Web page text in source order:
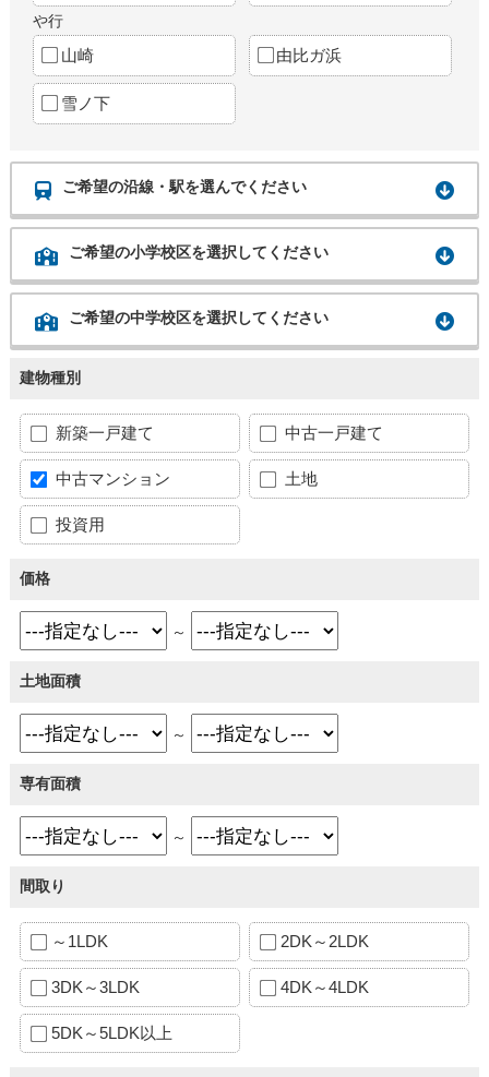
や行
山崎 由比ガ浜
雪ノ下
ご希望の沿線・駅を選んでください
ご希望の小学校区を選択してください
ご希望の中学校区を選択してください
建物種別
新築一戸建て 中古一戸建て
中古マンション 土地
投資用
価格
～
土地面積
～
専有面積
～
間取り
～1LDK 2DK～2LDK
3DK～3LDK 4DK～4LDK
5DK～5LDK以上